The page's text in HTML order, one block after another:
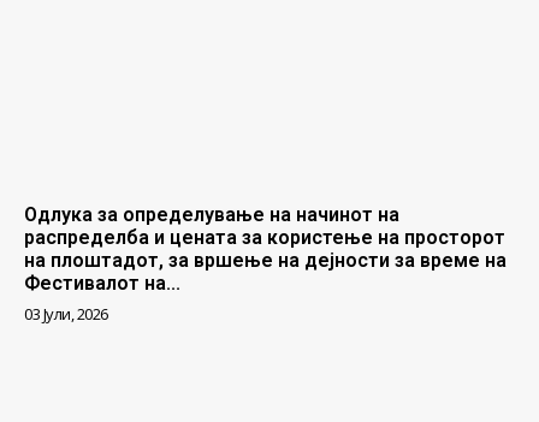
Одлука за определување на начинот на
распределба и цената за користење на просторот
на плоштадот, за вршење на дејности за време на
Фестивалот на...
03 Јули, 2026